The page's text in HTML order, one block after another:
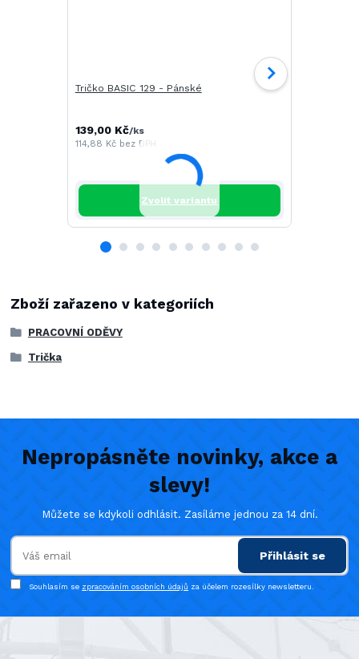
Tričko BASIC 129 - Pánské
139,00 Kč/ks
114,88 Kč bez DPH
Zvolit variantu
Zboží zařazeno v kategoriích
PRACOVNÍ ODĚVY
Trička
Nepropásněte novinky, akce a
slevy!
Můžete se kdykoli odhlásit. Zasíláme jednou za 14 dní.
Přihlásit se
Souhlasím se zpracováním osobních údajů za účelem rozesílky newsletteru.